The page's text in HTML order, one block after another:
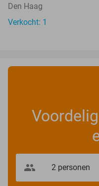
Den Haag
Verkocht: 1